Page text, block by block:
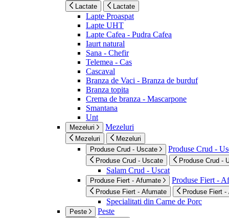
Lactate Lactate
Lapte Proaspat
Lapte UHT
Lapte Cafea - Pudra Cafea
Iaurt natural
Sana - Chefir
Telemea - Cas
Cascaval
Branza de Vaci - Branza de burduf
Branza topita
Crema de branza - Mascarpone
Smantana
Unt
Mezeluri Mezeluri
Mezeluri
Mezeluri
Produse Crud - Uscate
Produse Crud -
Produse Crud - Uscate Produse Crud -
Salam Crud - Uscat
Produse Fiert - Afumate Produse Fiert -
Produse Fiert - Afumate Produse Fiert -
Specialitati din Carne de Porc
Peste Peste